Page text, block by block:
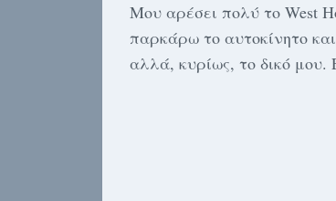
Μου αρέσει πολύ το West
παρκάρω το αυτοκίνητο
αλλά, κυρίως, το δικό μου.